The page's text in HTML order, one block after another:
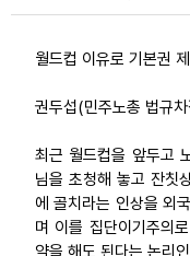
월드컵 이유로 기본권
권두섭(민주노총 법규
최근 월드컵을 앞두고
님을 초청해 놓고 잔칫
에 골치라는 인상을 외
며 이를 집단이기주의
약을 해도 된다는 논리
미디어자료
부설기관
업무